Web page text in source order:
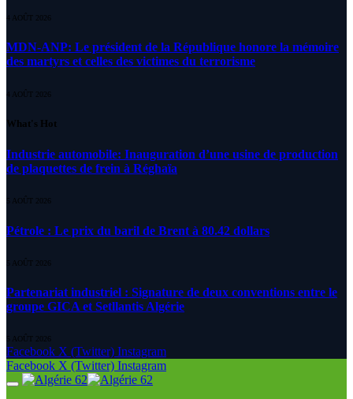
4 AOÛT 2026
MDN-ANP: Le président de la République honore la mémoire
des martyrs et celles des victimes du terrorisme
4 AOÛT 2026
What's Hot
Industrie automobile: Inauguration d’une usine de production
de plaquettes de frein à Réghaïa
5 AOÛT 2026
Pétrole : Le prix du baril de Brent à 80.42 dollars
5 AOÛT 2026
Partenariat industriel : Signature de deux conventions entre le
groupe GICA et Setllantis Algérie
5 AOÛT 2026
Facebook X (Twitter) Instagram
Facebook X (Twitter) Instagram